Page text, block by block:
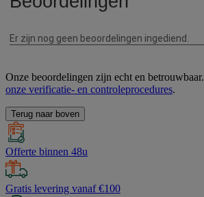
Onze beoordelingen zijn echt en betrouwbaar.
onze verificatie- en controleprocedures.
Terug naar boven
Offerte binnen 48u
Gratis levering vanaf €100